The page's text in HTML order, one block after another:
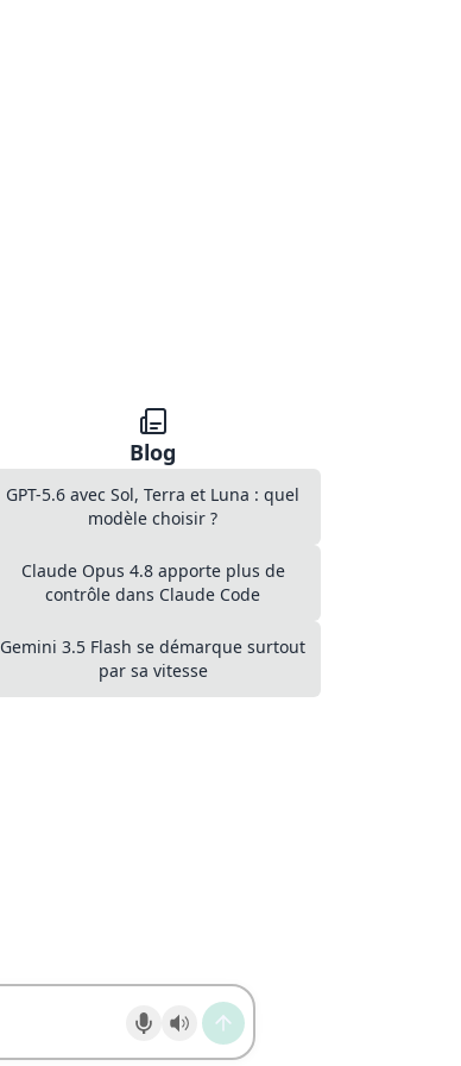
Blog
GPT-5.6 avec Sol, Terra et Luna : quel
modèle choisir ?
Claude Opus 4.8 apporte plus de
contrôle dans Claude Code
Gemini 3.5 Flash se démarque surtout
par sa vitesse